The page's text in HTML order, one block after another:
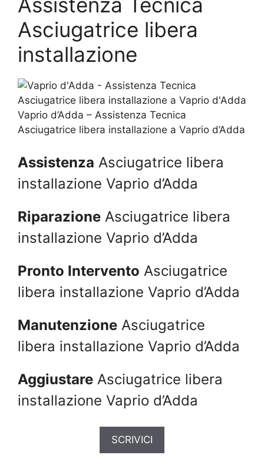
Asciugatrice libera
installazione
Vaprio d’Adda – Assistenza Tecnica
Asciugatrice libera installazione a Vaprio d’Adda
Assistenza Asciugatrice libera
installazione Vaprio d’Adda
Riparazione Asciugatrice libera
installazione Vaprio d’Adda
Pronto Intervento Asciugatrice
libera installazione Vaprio d’Adda
Manutenzione Asciugatrice
libera installazione Vaprio d’Adda
Aggiustare Asciugatrice libera
installazione Vaprio d’Adda
SCRIVICI